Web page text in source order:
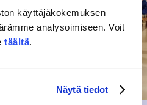
käyttäjäkokemuksen
analysoimiseen. Voit
täältä.
Näytä tiedot